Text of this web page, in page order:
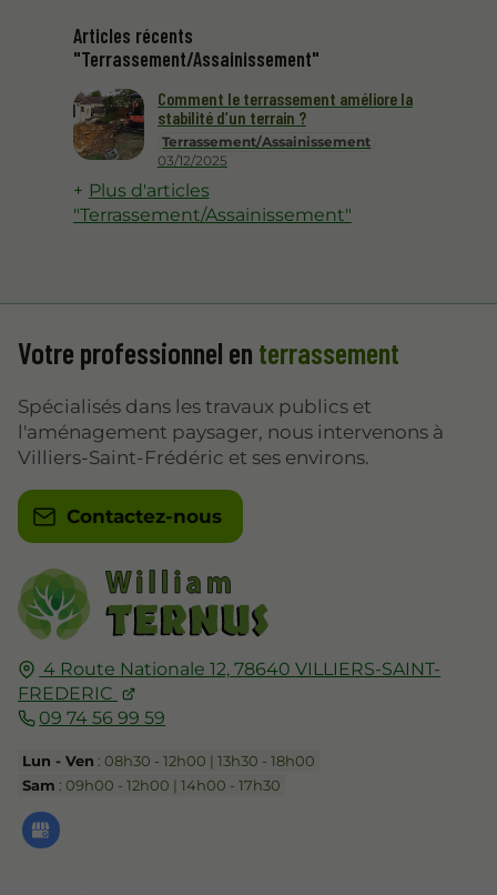
Articles récents
"Terrassement/Assainissement"
Terrassement/Assainissement
03/12/2025
Comment le terrassement améliore la
stabilité d’un terrain ?
Plus d'articles
"Terrassement/Assainissement"
4 Route Nationale 12, 78640 VILLIERS-SAINT-
FREDERIC
09 74 56 99 59
Lun - Ven : 08h30 - 12h00 | 13h30 - 18h00
Sam : 09h00 - 12h00 | 14h00 - 17h30
Votre professionnel en terrassement
Spécialisés dans les travaux publics et
l'aménagement paysager, nous intervenons à
Villiers-Saint-Frédéric et ses environs.
Contactez-nous